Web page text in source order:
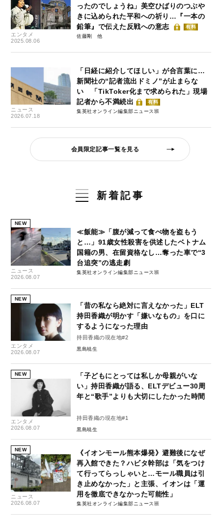
エンタメ
2025.08.06
ったのでしょうね」美空ひばりのつぶや
きに込められた平和への祈り…『一本の
鉛筆』で伝えた反戦への意志
有料
佐藤剛
ニュース
2026.07.18
「日経に紹介してほしい」が合言葉に…
新聞社の“記者流出ドミノ”が止まらな
い 「TikToker化まで求められた」現場
記者から不満続出
有料
集英社オンライン編集部ニュース班
会員限定記事一覧を見る
新着記事
NEW
ニュース
2026.08.07
≪飯能≫「腹が減って食べ物を盗もう
と…」91歳女性殺害を供述したベトナム
国籍の男、在留資格なし…奪った車で“3
台追突”の逃走劇
集英社オンライン編集部ニュース班
NEW
エンタメ
2026.08.07
「昔の私なら絶対に言えなかった」ELT
持田香織が明かす「嫌いなもの」を口に
するようになった理由
持田香織の現在地#2
黒島暁生
NEW
エンタメ
2026.08.07
「子どもにとっては私しか母親がいな
い」持田香織が語る、ELTデビュー30周
年と“歌手”よりも大切にしたかった時間
持田香織の現在地#1
黒島暁生
NEW
ニュース
2026.08.07
《イオンモール熊本爆発》避難後になぜ
再入館できた？ハビタ幹部は「気をつけ
て行ってらっしゃいと…モール職員は引
き止めなかった」と主張、イオンは「運
用を徹底できなかった可能性」
集英社オンライン編集部ニュース班